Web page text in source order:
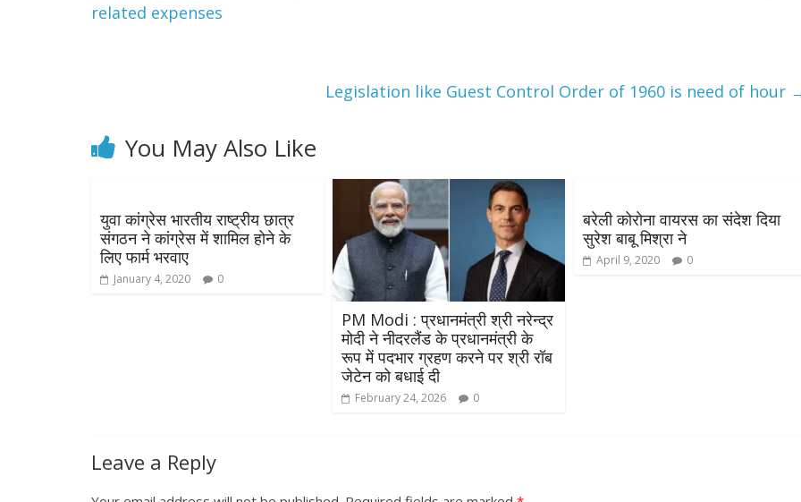
related expenses
Legislation like Guest Control Order of 1960 is need of hour
You May Also Like
युवा कांग्रेस भारतीय राष्ट्रीय छात्र
संगठन ने कांग्रेस में शामिल होने के
लिए फार्म भरवाए
January 4, 2020 0
PM Modi : प्रधानमंत्री श्री नरेन्‍द्र
मोदी ने नीदरलैंड के प्रधानमंत्री के
रूप में पदभार ग्रहण करने पर श्री रॉब
जेटेन को बधाई दी
February 24, 2026 0
बरेली कोरोना वायरस का संदेश दिया
सुरेश बाबू मिश्रा ने
April 9, 2020 0
Leave a Reply